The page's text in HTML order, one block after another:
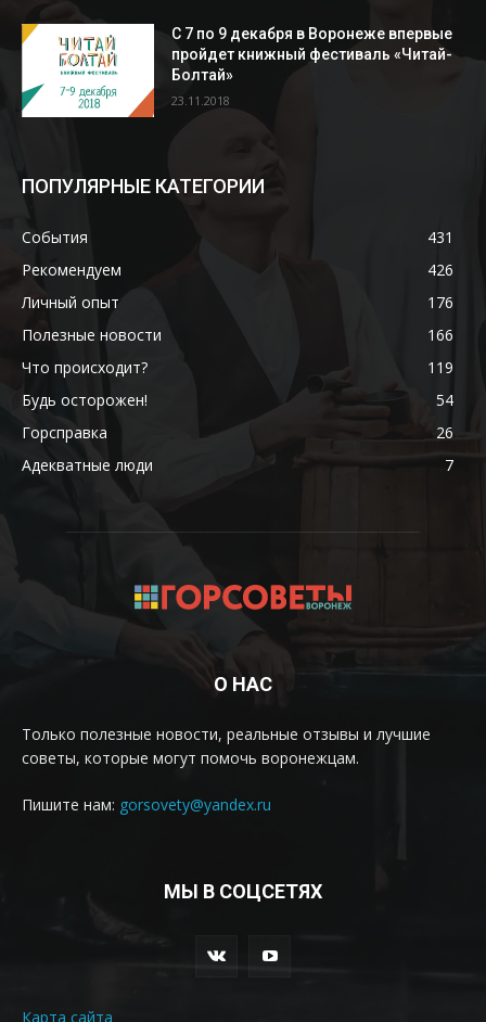
С 7 по 9 декабря в Воронеже впервые
пройдет книжный фестиваль «Читай-
Болтай»
23.11.2018
ПОПУЛЯРНЫЕ КАТЕГОРИИ
События
431
Рекомендуем
426
Личный опыт
176
Полезные новости
166
Что происходит?
119
Будь осторожен!
54
Горсправка
26
Адекватные люди
7
О НАС
Только полезные новости, реальные отзывы и лучшие
советы, которые могут помочь воронежцам.
Пишите нам: gorsovety@yandex.ru
МЫ В СОЦСЕТЯХ
Карта сайта